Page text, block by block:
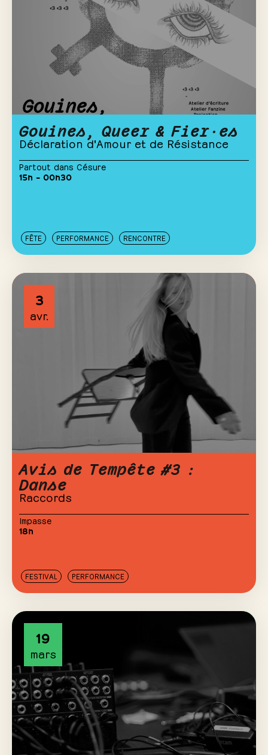
Gouines, Queer & Fier·es
Déclaration d'Amour et de Résistance
Partout dans Césure
15h – 00h30
FÊTE PERFORMANCE RENCONTRE
3
avr.
Avis de Tempête #3 :
Danse
Raccords
Impasse
18h
FESTIVAL PERFORMANCE
19
mars